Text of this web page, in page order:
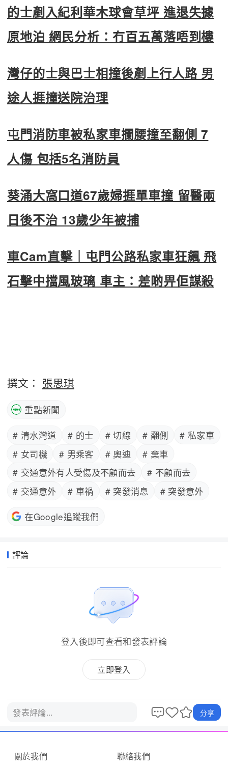
的士剷入紀利華木球會草坪 進退失據
原地泊 網民分析：冇百五萬落唔到樓
灣仔的士與巴士相撞後剷上行人路 男
途人捱撞送院治理
屯門消防車被私家車攔腰撞至翻側 7
人傷 包括5名消防員
葵涌大窩口道67歲婦捱單車撞 留醫兩
日後不治 13歲少年被捕
車Cam直擊｜屯門公路私家車狂飆 飛
石擊中擋風玻璃 車主：差啲畀佢謀殺
撰文： 張思琪
重點新聞
# 清水灣道 # 的士 # 切線 # 翻側
# 私家車
# 女司機
# 男乘客 # 奧迪
# 棄車
# 交通意外有人受傷及不顧而去
# 不顧而去
# 交通意外
# 車禍 # 突發消息 # 突發意外
在Google追蹤我們
評論
登入後即可查看和發表評論
立即登入
發表評論... 分享
關於我們 聯絡我們